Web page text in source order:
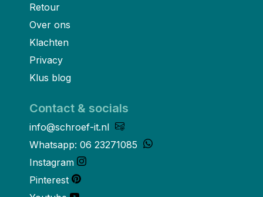
Retour
Over ons
Klachten
Privacy
Klus blog
Contact & socials
info@schroef-it.nl
Whatsapp: 06 23271085
Instagram
Pinterest